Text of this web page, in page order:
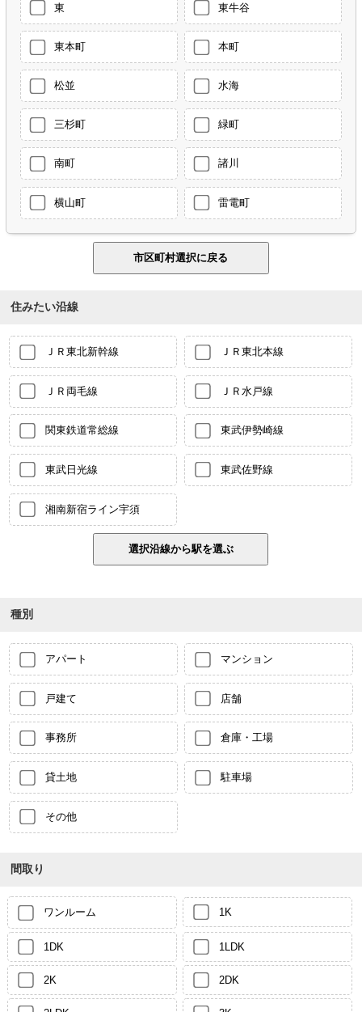
東 東牛谷
東本町 本町
松並 水海
三杉町 緑町
南町 諸川
横山町 雷電町
住みたい沿線
ＪＲ東北新幹線 ＪＲ東北本線
ＪＲ両毛線 ＪＲ水戸線
関東鉄道常総線 東武伊勢崎線
東武日光線 東武佐野線
湘南新宿ライン宇須
種別
アパート マンション
戸建て 店舗
事務所 倉庫・工場
貸土地 駐車場
その他
間取り
ワンルーム 1K
1DK 1LDK
2K 2DK